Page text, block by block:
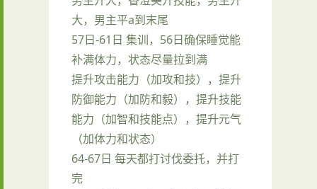
大，男主平a到末尾
57日-61日 集训，56日确保睡觉能
补满体力，状态尽量拉到满
提升攻击能力（加攻和技），提升
防御能力（加防和毅），提升技能
能力（加智和技能点），提升元气
（加体力和状态）
64-67日 每天都打讨伐委托，并打
完